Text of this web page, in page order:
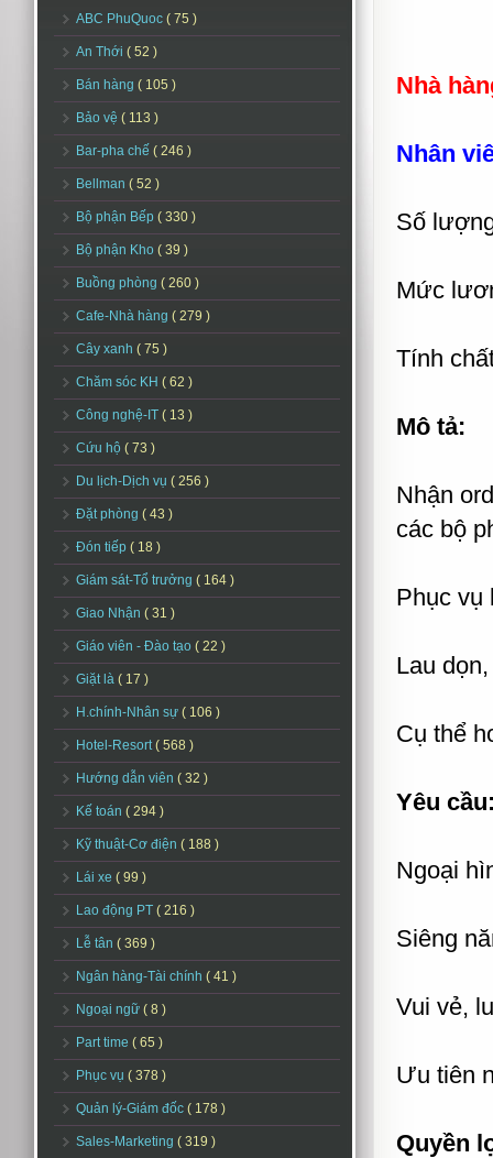
ABC PhuQuoc ( 75 )
An Thới ( 52 )
Bán hàng ( 105 )
Bảo vệ ( 113 )
Bar-pha chế ( 246 )
Bellman ( 52 )
Bộ phận Bếp ( 330 )
Bộ phận Kho ( 39 )
Buồng phòng ( 260 )
Cafe-Nhà hàng ( 279 )
Cây xanh ( 75 )
Chăm sóc KH ( 62 )
Công nghệ-IT ( 13 )
Cứu hộ ( 73 )
Du lịch-Dịch vụ ( 256 )
Đặt phòng ( 43 )
Đón tiếp ( 18 )
Giám sát-Tổ trưởng ( 164 )
Giao Nhận ( 31 )
Giáo viên - Đào tạo ( 22 )
Giặt là ( 17 )
H.chính-Nhân sự ( 106 )
Hotel-Resort( 568 )
Hướng dẫn viên ( 32 )
Kế toán ( 294 )
Kỹ thuật-Cơ điện ( 188 )
Lái xe ( 99 )
Lao động PT ( 216 )
Lễ tân ( 369 )
Ngân hàng-Tài chính ( 41 )
Ngoại ngữ ( 8 )
Part time ( 65 )
Phục vụ ( 378 )
Quản lý-Giám đốc ( 178 )
Sales-Marketing ( 319 )
Nhà
Nhân
Số
Mức
Tính
Mô tả:
Nhận
các bộ
Phục vụ
Lau
Cụ thể
Yêu
Ngoại
Siêng
Vui vẻ,
Ưu tiên
Quyền